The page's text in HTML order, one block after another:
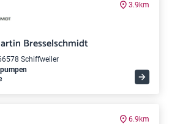
3.9km
Bresselschmidt
Schiffweiler
6.9km